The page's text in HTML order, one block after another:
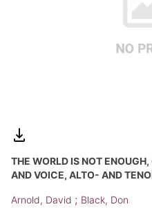
THE WORLD IS NOT
AND VOICE, ALTO- AND
Arnold, David ; Black, Don